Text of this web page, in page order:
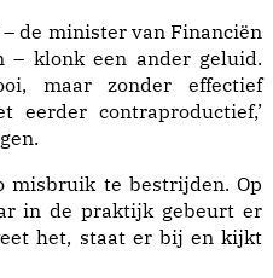
de minister van Financiën
– klonk een ander geluid.
maar zonder effectief
eerder contraproductief,’
misbruik te bestrijden. Op
in de praktijk gebeurt er
het, staat er bij en kijkt